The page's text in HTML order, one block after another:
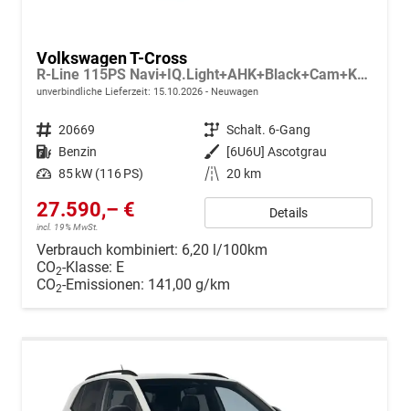
Volkswagen T-Cross
R-Line 115PS Navi+IQ.Light+AHK+Black+Cam+Keyless+GV5+Side+Climatronic
unverbindliche Lieferzeit: 15.10.2026 Neuwagen
Fahrzeugnr. 20669 Getriebe Schalt. 6-Gang
Kraftstoff Benzin Außenfarbe
[6U6U] Ascotgrau
Leistung 85 kW (116 PS) Kilometerstand 20 km
27.590,– €
incl. 19% MwSt.
Details
Verbrauch kombiniert: 6,20 l/100km
CO2-Klasse: E
CO2-Emissionen: 141,00 g/km